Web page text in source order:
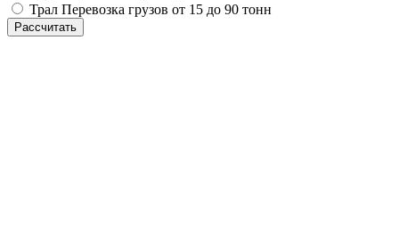
Трал Перевозка грузов от 15 до 90 тонн
Рассчитать